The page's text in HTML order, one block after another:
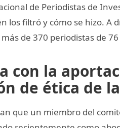
de Periodistas de
los filtró y cómo se hizo. A
de 370 periodistas de 76
con la
de ética de la
que un miembro del